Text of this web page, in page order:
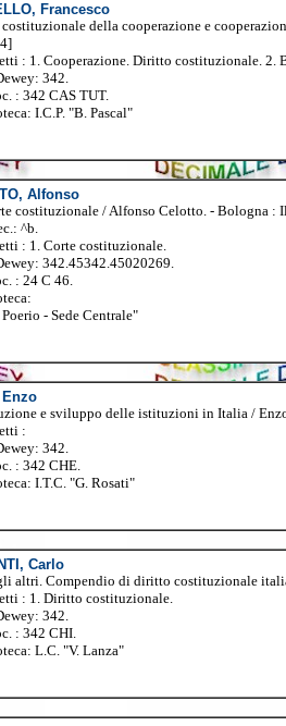
Francesco
della cooperazione e
: 1. Cooperazione. Diritto costituzionale. 2.
342.
: 342 CAS TUT.
I.C.P. "B. Pascal"
Alfonso
costituzionale / Alfonso Celotto. - Bologna :
^b.
: 1. Corte costituzionale.
342.45342.45020269.
: 24 C 46.
- Sede Centrale"
Enzo
e sviluppo delle istituzioni in Italia /
:
342.
: 342 CHE.
I.T.C. "G. Rosati"
Carlo
altri. Compendio di diritto costituzionale
: 1. Diritto costituzionale.
342.
: 342 CHI.
L.C. "V. Lanza"